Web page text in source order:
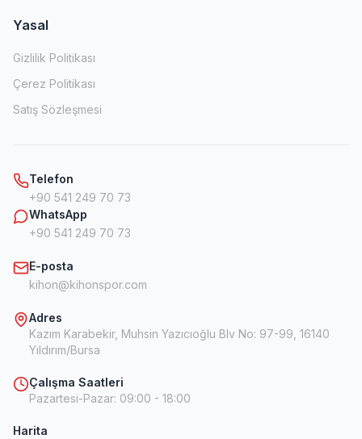
Yasal
Gizlilik Politikası
Çerez Politikası
Satış Sözleşmesi
Telefon
+90 541 249 70 73
WhatsApp
+90 541 249 70 73
E-posta
kihon@kihonspor.com
Adres
Kazım Karabekir, Muhsin Yazıcıoğlu Blv No: 97-99, 16140
Yıldırım/Bursa
Çalışma Saatleri
Pazartesi-Pazar: 09:00 - 18:00
Harita